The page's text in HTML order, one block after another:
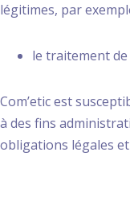
légitimes, par
le traitement de
Com’etic est
à des fins
obligations légales